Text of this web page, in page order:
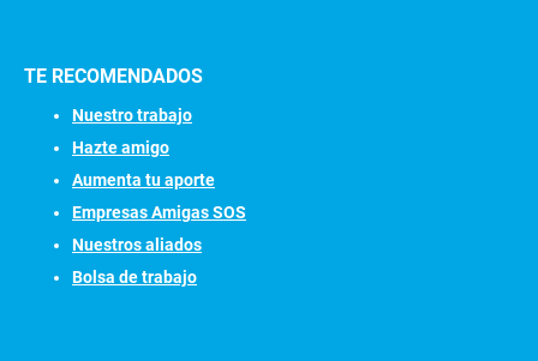
TE RECOMENDADOS
Nuestro trabajo
Hazte amigo
Aumenta tu aporte
Empresas Amigas SOS
Nuestros aliados
Bolsa de trabajo